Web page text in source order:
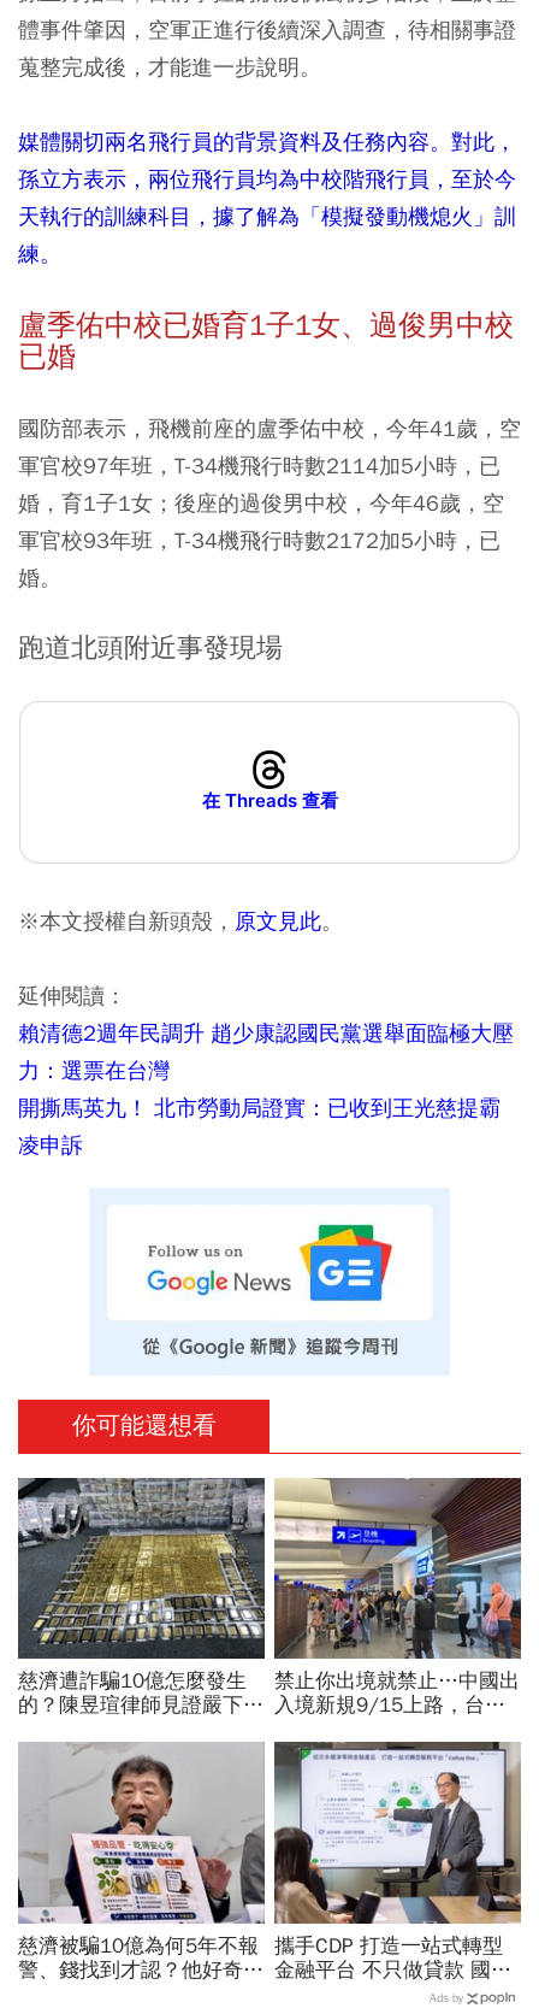
體事件肇因，空軍正進行後續深入調查，待相關事證
蒐整完成後，才能進一步說明。
媒體關切兩名飛行員的背景資料及任務內容。對此，
孫立方表示，兩位飛行員均為中校階飛行員，至於今
天執行的訓練科目，據了解為「模擬發動機熄火」訓
練。
盧季佑中校已婚育1子1女、過俊男中校
已婚
國防部表示，飛機前座的盧季佑中校，今年41歲，空
軍官校97年班，T-34機飛行時數2114加5小時，已
婚，育1子1女；後座的過俊男中校，今年46歲，空
軍官校93年班，T-34機飛行時數2172加5小時，已
婚。
跑道北頭附近事發現場
在 Threads 查看
※本文授權自新頭殼， 原文見此。
延伸閱讀：
賴清德2週年民調升 趙少康認國民黨選舉面臨極大壓
力：選票在台灣
開撕馬英九！ 北市勞動局證實：已收到王光慈提霸
凌申訴
你可能還想看
慈濟遭詐騙10億怎麼發生
的？陳昱瑄律師見證嚴下跪
金，洗錢手法曝光…慈濟回
禁止你出境就禁止…中國出
入境新規9/15上路，台灣
職業特別注意：前例在這
慈濟被騙10億為何5年不報
警、錢找到才認？他好奇：
攜手CDP 打造一站式轉型
金融平台 不只做貸款 國泰
世華化身減碳顧問Ads by